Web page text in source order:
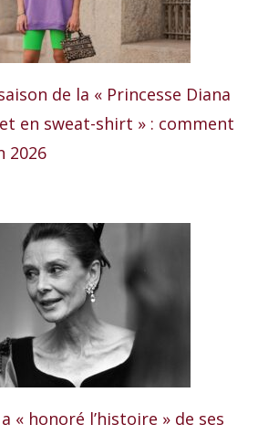
de la « Princesse Diana
en sweat-shirt » : comment
2026
« honoré l’histoire » de ses